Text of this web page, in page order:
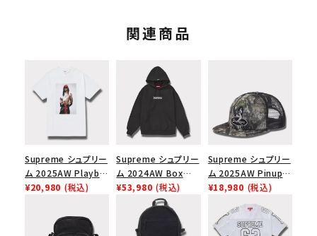
関連商品
Supreme シュプリー
ム 2025AW Playboi
Carti Tee プレイボ
¥20,980 (税込)
Supreme シュプリー
ム 2024AW Box
Logo Hooded
Sweatshirt ボック
スロゴフードパーカー
ブラック 黒
¥53,980 (税込)
Supreme シュプリー
ム 2025AW Pinup
Mesh Back 5-Panel
ュバック 5パネルキャ
ップ トゥルーティン
¥18,980 (税込)